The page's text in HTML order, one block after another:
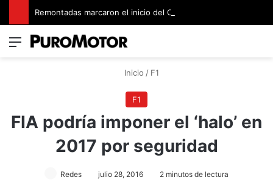
Menú
Inicio / F1
F1
FIA podría imponer el ‘halo’ en
2017 por seguridad
Redes julio 28, 2016 2 minutos de lectura